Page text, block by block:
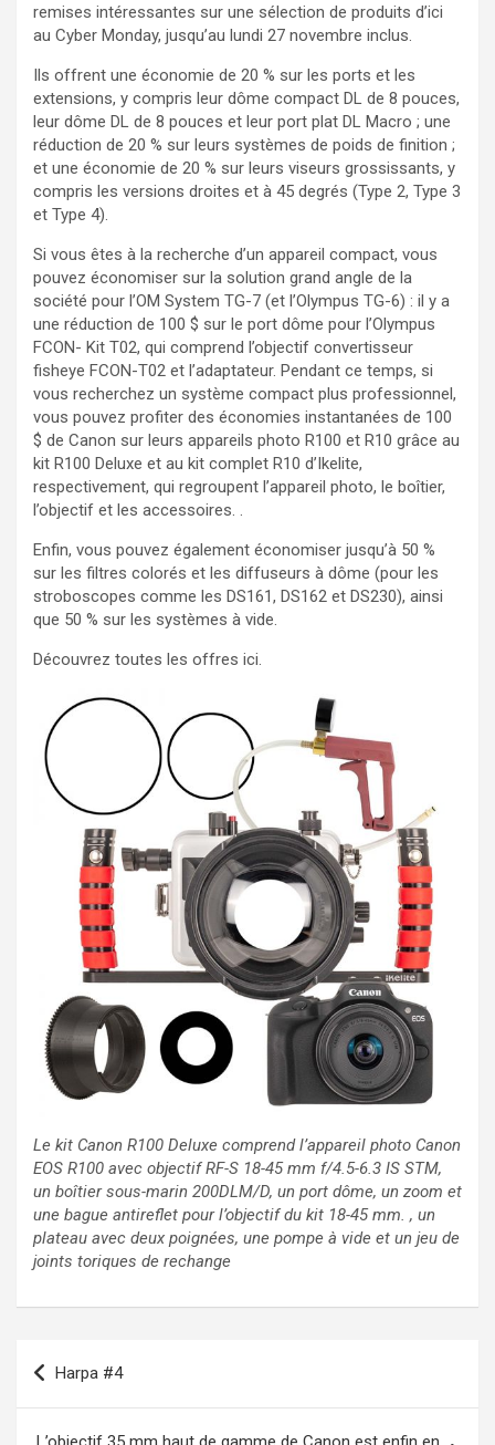
remises intéressantes sur une sélection de produits d’ici
au Cyber ​​Monday, jusqu’au lundi 27 novembre inclus.
Ils offrent une économie de 20 % sur les ports et les
extensions, y compris leur dôme compact DL de 8 pouces,
leur dôme DL de 8 pouces et leur port plat DL Macro ; une
réduction de 20 % sur leurs systèmes de poids de finition ;
et une économie de 20 % sur leurs viseurs grossissants, y
compris les versions droites et à 45 degrés (Type 2, Type 3
et Type 4).
Si vous êtes à la recherche d’un appareil compact, vous
pouvez économiser sur la solution grand angle de la
société pour l’OM System TG-7 (et l’Olympus TG-6) : il y a
une réduction de 100 $ sur le port dôme pour l’Olympus
FCON- Kit T02, qui comprend l’objectif convertisseur
fisheye FCON-T02 et l’adaptateur. Pendant ce temps, si
vous recherchez un système compact plus professionnel,
vous pouvez profiter des économies instantanées de 100
$ de Canon sur leurs appareils photo R100 et R10 grâce au
kit R100 Deluxe et au kit complet R10 d’Ikelite,
respectivement, qui regroupent l’appareil photo, le boîtier,
l’objectif et les accessoires. .
Enfin, vous pouvez également économiser jusqu’à 50 %
sur les filtres colorés et les diffuseurs à dôme (pour les
stroboscopes comme les DS161, DS162 et DS230), ainsi
que 50 % sur les systèmes à vide.
Découvrez toutes les offres ici.
Le kit Canon R100 Deluxe comprend l’appareil photo Canon
EOS R100 avec objectif RF-S 18-45 mm f/4.5-6.3 IS STM,
un boîtier sous-marin 200DLM/D, un port dôme, un zoom et
une bague antireflet pour l’objectif du kit 18-45 mm. , un
plateau avec deux poignées, une pompe à vide et un jeu de
joints toriques de rechange
Navigation
de
l’article
Harpa #4